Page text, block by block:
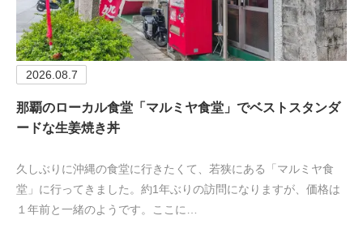
2026.08.7
那覇のローカル食堂「マルミヤ食堂」でベストスタンダ
ードな生姜焼き丼
久しぶりに沖縄の食堂に行きたくて、若狭にある「マルミヤ食
堂」に行ってきました。約1年ぶりの訪問になりますが、価格は
１年前と一緒のようです。ここに…